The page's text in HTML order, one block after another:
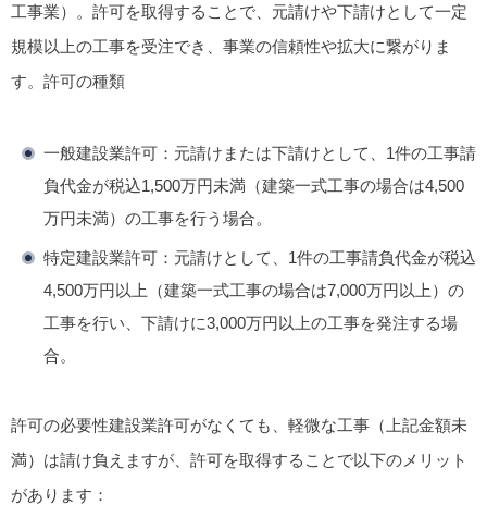
工事業）。許可を取得することで、元請けや下請けとして一定
規模以上の工事を受注でき、事業の信頼性や拡大に繋がりま
す。 許可の種類
一般建設業許可 ：元請けまたは下請けとして、1件の工事請
負代金が税込1,500万円未満（建築一式工事の場合は4,500
万円未満）の工事を行う場合。
特定建設業許可 ：元請けとして、1件の工事請負代金が税込
4,500万円以上（建築一式工事の場合は7,000万円以上）の
工事を行い、下請けに3,000万円以上の工事を発注する場
合。
許可の必要性建設業許可がなくても、軽微な工事（上記金額未
満）は請け負えますが、許可を取得することで以下のメリット
があります：